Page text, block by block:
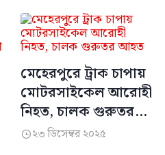
মেহেরপুরে ট্রাক চাপায়
মোটরসাইকেল আরোহী
নিহত, চালক গুরুতর
আহত
২৩ ডিসেম্বর ২০২৫